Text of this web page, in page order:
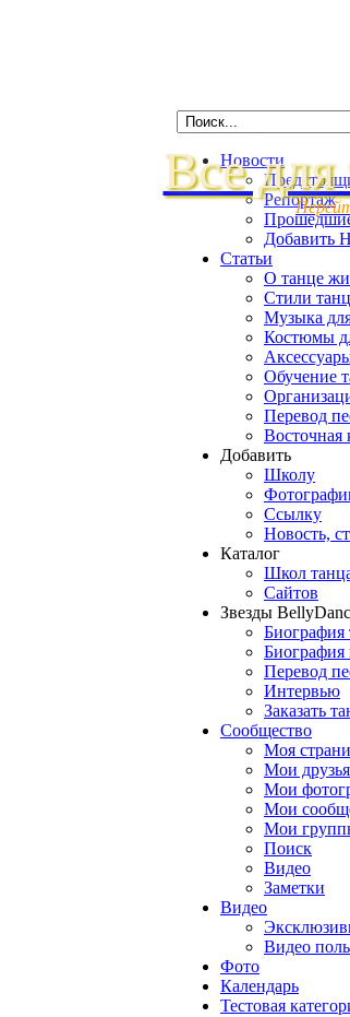
Все для
Новости
Репортаж
Статьи
О танце
Стили
Музыка
Костюмы
Обучение
Перевод
Восточная
Добавить
Школу
Ссылку
Новость,
Каталог
Школ
Сайтов
Звезды
Биография
Биография
Перевод
Интервью
Заказать
Сообщество
Моя
Мои друзья
Мои
Мои
Мои
Поиск
Видео
Заметки
Видео
Видео
Фото
Календарь
Тестовая